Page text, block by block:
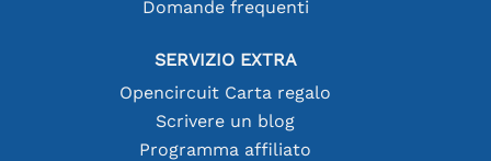
Domande frequenti
SERVIZIO EXTRA
Opencircuit Carta regalo
Scrivere un blog
Programma affiliato